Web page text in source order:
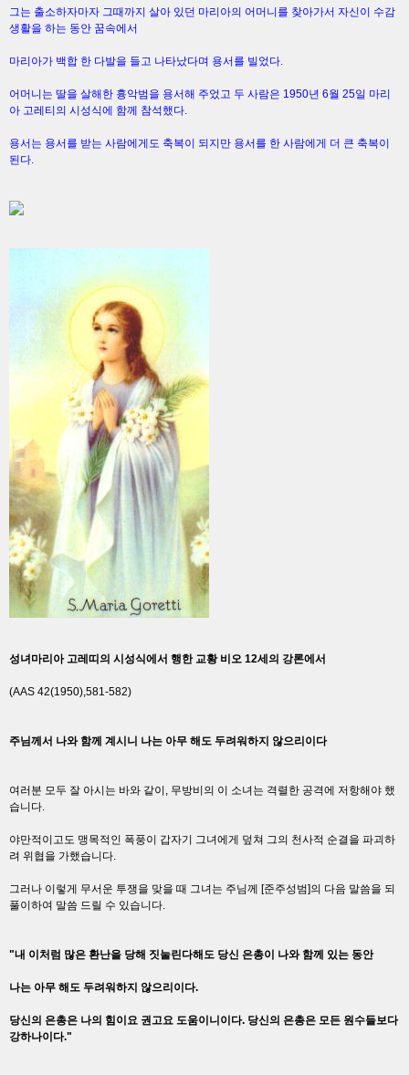
그는 출소하자마자 그때까지 살아 있던 마리아의 어머니를 찾아가서 자신이 수감
생활을 하는 동안 꿈속에서
마리아가 백합 한 다발을 들고 나타났다며 용서를 빌었다.
어머니는 딸을 살해한 흉악범을 용서해 주었고 두 사람은 1950년 6월 25일 마리
아 고레티의 시성식에 함께 참석했다.
용서는 용서를 받는 사람에게도 축복이 되지만 용서를 한 사람에게 더 큰 축복이
된다.
성녀마리아 고레띠의 시성식에서 행한 교황 비오 12세의 강론에서
(AAS 42(1950),581-582)
주님께서 나와 함께 계시니 나는 아무 해도 두려워하지 않으리이다
여러분 모두 잘 아시는 바와 같이, 무방비의 이 소녀는 격렬한 공격에 저항해야 했
습니다.
야만적이고도 맹목적인 폭풍이 갑자기 그녀에게 덮쳐 그의 천사적 순결을 파괴하
려 위협을 가했습니다.
그러나 이렇게 무서운 투쟁을 맞을 때 그녀는 주님께 [준주성범]의 다음 말씀을 되
풀이하여 말씀 드릴 수 있습니다.
"내 이처럼 많은 환난을 당해 짓눌린다해도 당신 은총이 나와 함께 있는 동안
나는 아무 해도 두려워하지 않으리이다.
당신의 은총은 나의 힘이요 권고요 도움이니이다. 당신의 은총은 모든 원수들보다
강하나이다."